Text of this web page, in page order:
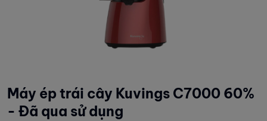
Máy ép trái cây Kuvings C7000 60%
- Đã qua sử dụng